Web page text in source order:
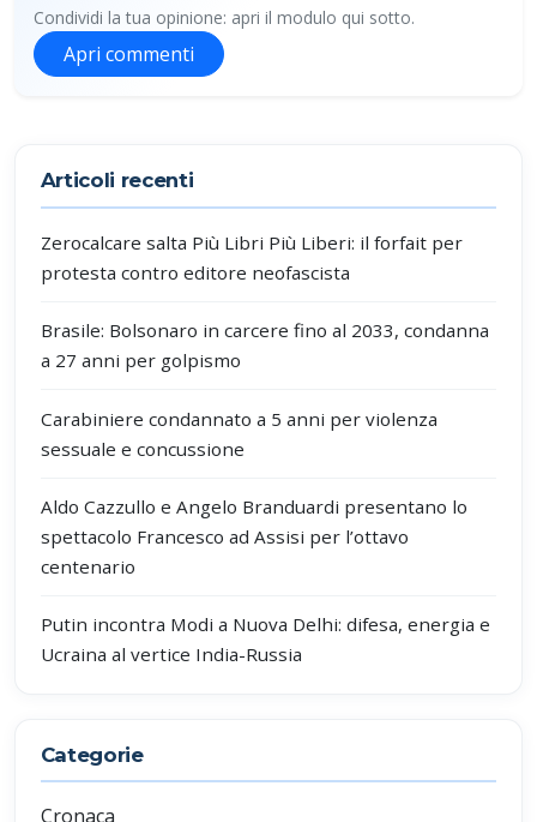
Condividi la tua opinione: apri il modulo qui sotto.
Apri commenti
Articoli recenti
Zerocalcare salta Più Libri Più Liberi: il forfait per
protesta contro editore neofascista
Brasile: Bolsonaro in carcere fino al 2033, condanna
a 27 anni per golpismo
Carabiniere condannato a 5 anni per violenza
sessuale e concussione
Aldo Cazzullo e Angelo Branduardi presentano lo
spettacolo Francesco ad Assisi per l’ottavo
centenario
Putin incontra Modi a Nuova Delhi: difesa, energia e
Ucraina al vertice India-Russia
Categorie
Cronaca